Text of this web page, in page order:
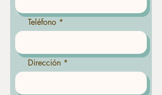
Teléfono
Dirección